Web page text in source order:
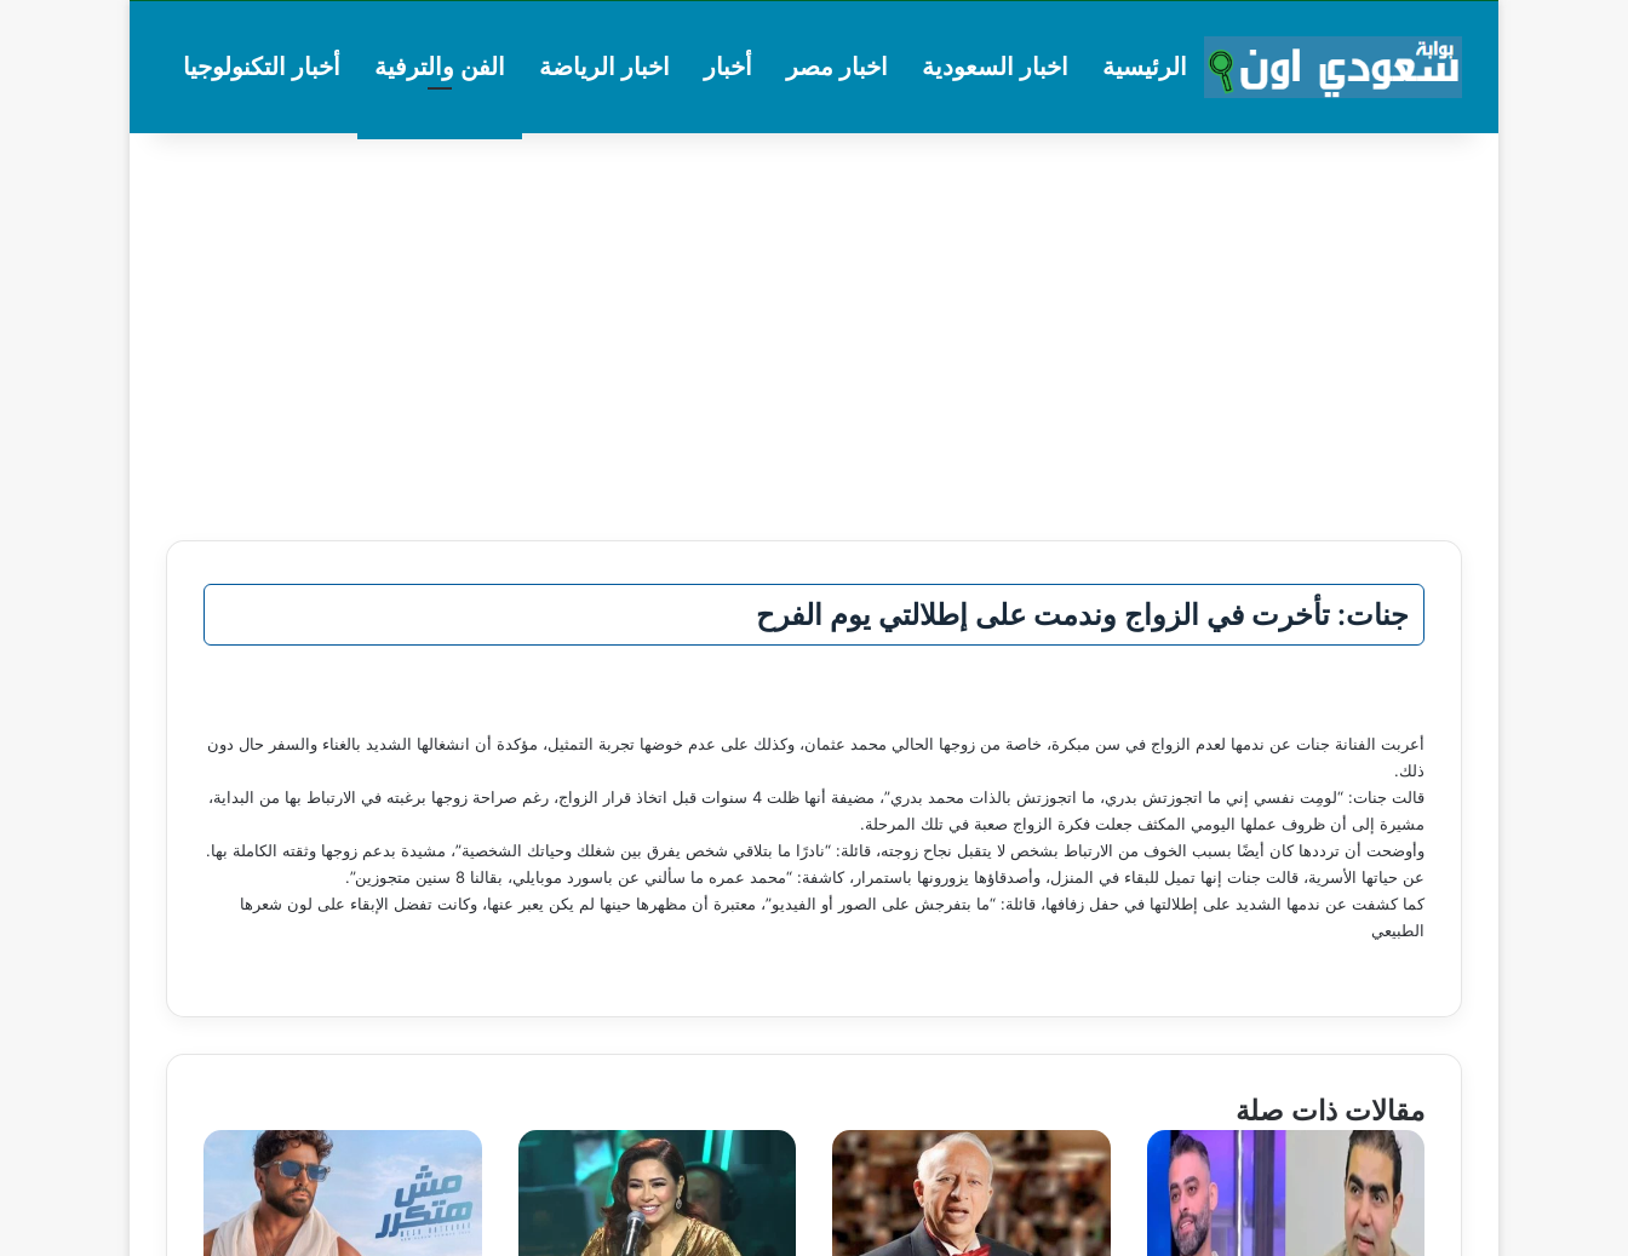
الرئيسية اخبار السعودية اخبار مصر أخبار اخبار الرياضة الفن والترفية أخبار التكنولوجيا
جنات: تأخرت في الزواج وندمت على إطلالتي يوم الفرح
أعربت الفنانة جنات عن ندمها لعدم الزواج في سن مبكرة، خاصة من زوجها الحالي محمد عثمان، وكذلك على عدم خوضها تجربة التمثيل، مؤكدة أن انشغالها الشديد بالغناء والسفر حال دون
ذلك.
قالت جنات: “لومِت نفسي إني ما اتجوزتش بدري، ما اتجوزتش بالذات محمد بدري”، مضيفة أنها ظلت 4 سنوات قبل اتخاذ قرار الزواج، رغم صراحة زوجها برغبته في الارتباط بها من البداية،
مشيرة إلى أن ظروف عملها اليومي المكثف جعلت فكرة الزواج صعبة في تلك المرحلة.
وأوضحت أن ترددها كان أيضًا بسبب الخوف من الارتباط بشخص لا يتقبل نجاح زوجته، قائلة: “نادرًا ما بتلاقي شخص يفرق بين شغلك وحياتك الشخصية”، مشيدة بدعم زوجها وثقته الكاملة بها.
عن حياتها الأسرية، قالت جنات إنها تميل للبقاء في المنزل، وأصدقاؤها يزورونها باستمرار، كاشفة: “محمد عمره ما سألني عن باسورد موبايلي، بقالنا 8 سنين متجوزين”.
كما كشفت عن ندمها الشديد على إطلالتها في حفل زفافها، قائلة: “ما بتفرجش على الصور أو الفيديو”، معتبرة أن مظهرها حينها لم يكن يعبر عنها، وكانت تفضل الإبقاء على لون شعرها
الطبيعي
مقالات ذات صلة